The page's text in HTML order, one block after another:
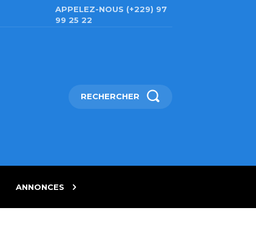
APPELEZ-NOUS (+229) 97
99 25 22
RECHERCHER
ANNONCES